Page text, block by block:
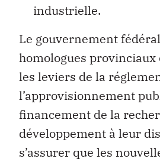
industrielle.
Le gouvernement
homologues
les leviers de la
l’approvisionnement
financement de la
développement à leur
s’assurer que les